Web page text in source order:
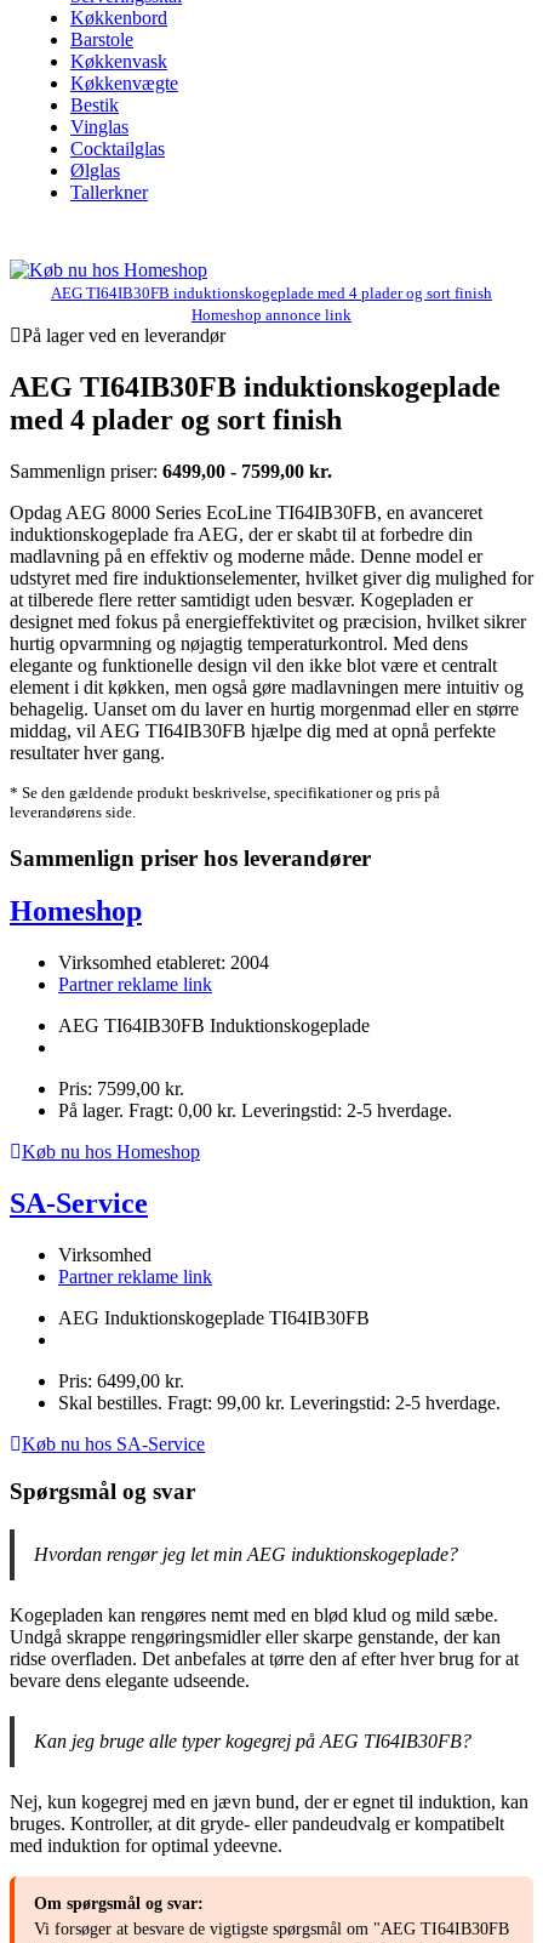
Køkkenbord
Barstole
Køkkenvask
Køkkenvægte
Bestik
Vinglas
Cocktailglas
Ølglas
Tallerkner
AEG TI64IB30FB induktionskogeplade med 4 plader og sort finish
Homeshop annonce link
På lager ved en leverandør
AEG TI64IB30FB induktionskogeplade
med 4 plader og sort finish
Sammenlign priser: 6499,00 - 7599,00 kr.
Opdag AEG 8000 Series EcoLine TI64IB30FB, en avanceret
induktionskogeplade fra AEG, der er skabt til at forbedre din
madlavning på en effektiv og moderne måde. Denne model er
udstyret med fire induktionselementer, hvilket giver dig mulighed for
at tilberede flere retter samtidigt uden besvær. Kogepladen er
designet med fokus på energieffektivitet og præcision, hvilket sikrer
hurtig opvarmning og nøjagtig temperaturkontrol. Med dens
elegante og funktionelle design vil den ikke blot være et centralt
element i dit køkken, men også gøre madlavningen mere intuitiv og
behagelig. Uanset om du laver en hurtig morgenmad eller en større
middag, vil AEG TI64IB30FB hjælpe dig med at opnå perfekte
resultater hver gang.
* Se den gældende produkt beskrivelse, specifikationer og pris på
leverandørens side.
Sammenlign priser hos leverandører
Homeshop
Virksomhed etableret: 2004
Partner reklame link
AEG TI64IB30FB Induktionskogeplade
Pris: 7599,00 kr.
På lager. Fragt: 0,00 kr. Leveringstid: 2-5 hverdage.
Køb nu hos Homeshop
SA-Service
Virksomhed
Partner reklame link
AEG Induktionskogeplade TI64IB30FB
Pris: 6499,00 kr.
Skal bestilles. Fragt: 99,00 kr. Leveringstid: 2-5 hverdage.
Køb nu hos SA-Service
Spørgsmål og svar
Hvordan rengør jeg let min AEG induktionskogeplade?
Kogepladen kan rengøres nemt med en blød klud og mild sæbe.
Undgå skrappe rengøringsmidler eller skarpe genstande, der kan
ridse overfladen. Det anbefales at tørre den af efter hver brug for at
bevare dens elegante udseende.
Kan jeg bruge alle typer kogegrej på AEG TI64IB30FB?
Nej, kun kogegrej med en jævn bund, der er egnet til induktion, kan
bruges. Kontroller, at dit gryde- eller pandeudvalg er kompatibelt
med induktion for optimal ydeevne.
Om spørgsmål og svar:
Vi forsøger at besvare de vigtigste spørgsmål om "AEG TI64IB30FB